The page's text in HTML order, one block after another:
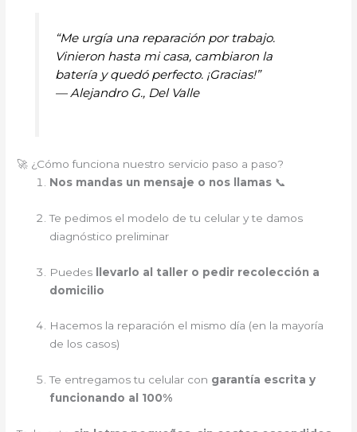
“Me urgía una reparación por trabajo.
Vinieron hasta mi casa, cambiaron la
batería y quedó perfecto. ¡Gracias!”
—Alejandro G., Del Valle
🚀 ¿Cómo funciona nuestro servicio paso a paso?
Nos mandas un mensaje o nos llamas 📞
Te pedimos el modelo de tu celular y te damos
diagnóstico preliminar
Puedes llevarlo al taller o pedir recolección a
domicilio
Hacemos la reparación el mismo día (en la mayoría
de los casos)
Te entregamos tu celular con garantía escrita y
funcionando al 100%